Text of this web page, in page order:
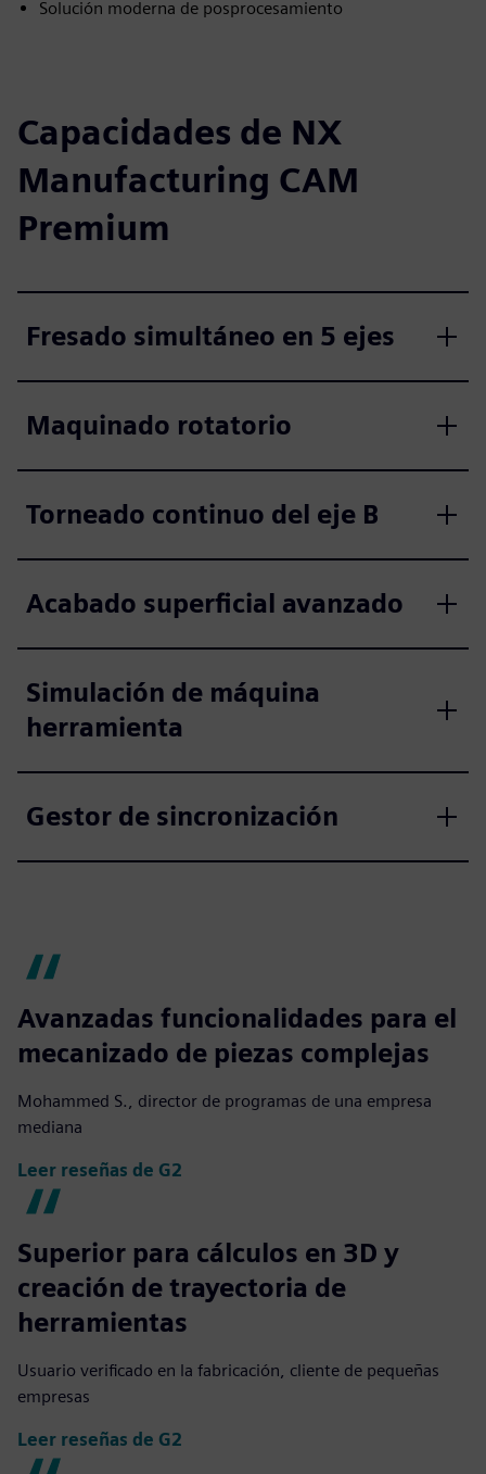
Solución moderna de posprocesamiento
Capacidades de NX
Manufacturing CAM
Premium
Fresado simultáneo en 5 ejes
Maquinado rotatorio
Torneado continuo del eje B
Acabado superficial avanzado
Simulación de máquina
herramienta
Gestor de sincronización
Avanzadas funcionalidades para el
mecanizado de piezas complejas
Mohammed S., director de programas de una empresa
mediana
Leer reseñas de G2
Superior para cálculos en 3D y
creación de trayectoria de
herramientas
Usuario verificado en la fabricación, cliente de pequeñas
empresas
Leer reseñas de G2